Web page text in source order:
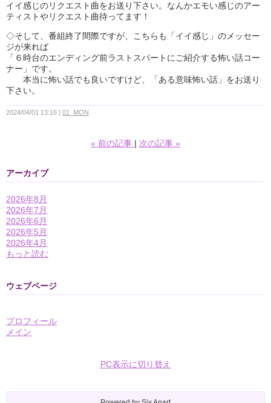
イイ感じのリクエスト曲をお送り下さい。なんかエモい感じのアー
ティストやリクエスト曲待ってます！
◇そして、番組終了間際ですが、こちらも「イイ感じ」のメッセー
ジが来れば
「６時台のエンディング前ラストスパートにご紹介する怖い話コー
ナー」です。
本当に怖い話でも良いですけど、「ある意味怖い話」をお送り
下さい。
2024/04/01 13:16 01_MON
« 前の記事 次の記事 »
アーカイブ
2026年8月
2026年7月
2026年6月
2026年5月
2026年4月
もっと読む
ウェブページ
プロフィール
メイン
PC表示に切り替え